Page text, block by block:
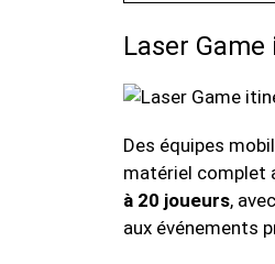
Laser
Des équipes
matériel complet
à 20 joueurs,
aux événements